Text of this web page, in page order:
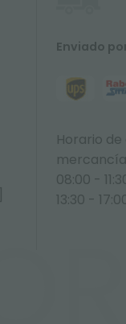
Enviado por
Horario
08:00 -
13:30 -